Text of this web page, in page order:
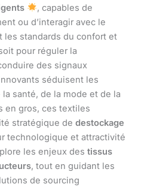
, capables de
ou d’interagir avec le
les standards du confort et
pour réguler la
des signaux
séduisent les
santé, de la mode et de la
en gros, ces textiles
stratégique de destockage
technologique et attractivité
les enjeux des tissus
, tout en guidant les
de sourcing